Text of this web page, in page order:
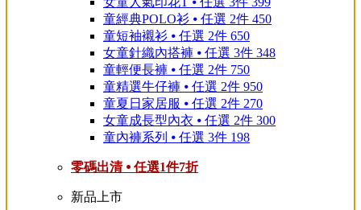
童經典POLO衫 ⦁ 任選 2件 450
童短袖襯衫 ⦁ 任選 2件 650
女童針織內搭褲 ⦁ 任選 3件 348
童輕便長褲 ⦁ 任選 2件 750
童精選牛仔褲 ⦁ 任選 2件 950
童夏日家居服 ⦁ 任選 2件 270
女童成長型內衣 ⦁ 任選 2件 300
童內褲系列 ⦁ 任選 3件 198
零碼出清 ⦁ 任選1件7折
新品上市